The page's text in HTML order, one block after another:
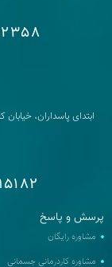
- 021
ابتدای پاسداران،
- 021
پرسش و پاسخ
مشاوره رایگان
مشاوره کاردرمانی جسمانی